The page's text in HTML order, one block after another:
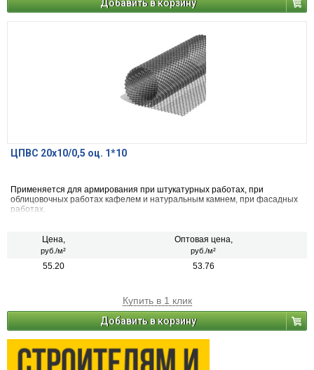
Добавить в корзину
ЦПВС 20х10/0,5 оц. 1*10
Применяется для армирования при штукатурных работах, при
облицовочных работах кафелем и натуральным камнем, при фасадных
работах.
Цена,
руб./м²
Оптовая цена,
руб./м²
55.20 53.76
Купить в 1 клик
Добавить в корзину